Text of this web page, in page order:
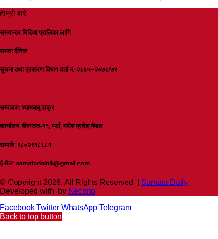
हाम्रो बारे
समयान्तर मिडिया प्रालिका लागि
समता दैनिक
सूचना तथा प्रसारण विभाग दर्ता नं.-२८६५–२०७८/७९
सम्पादक: श्यामबाबु ठाकुर
कार्यालय: वीरगञ्ज-११, पर्सा, मधेश प्रदेश,नेपाल
सम्पर्क: ९८०२९१८८८१
ई-मेल: samatadainik@gmail.com
© Copyright 2026, All Rights Reserved | Samata Daily
Developed with
by Nechno
Facebook Twitter WhatsApp Telegram
Back to top button